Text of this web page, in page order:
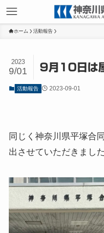
ホーム 活動報告
9月10日は
2023
9/01
活動報告 2023-09-01
同じく神奈川県平塚合
出させていただきました